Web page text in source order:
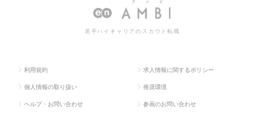
若手ハイキャリアのスカウト転職
利用規約 求人情報に関するポリシー
個人情報の取り扱い 推奨環境
ヘルプ・お問い合わせ 参画のお問い合わせ